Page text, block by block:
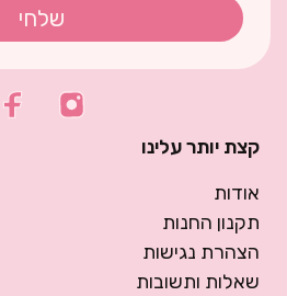
שלחי
קצת יותר עלינו
אודות
תקנון החנות
הצהרת נגישות
שאלות ותשובות